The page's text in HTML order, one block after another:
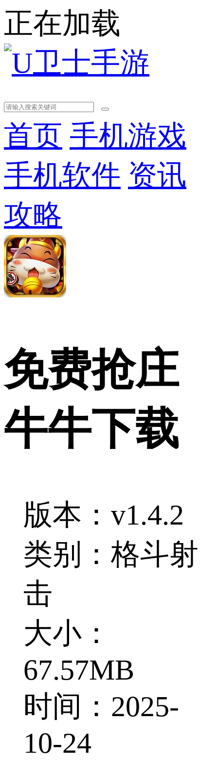
正在加载
首页 手机游戏
手机软件 资讯
攻略
免费抢庄
牛牛下载
版本：v1.4.2
类别：格斗射
击
大小：
67.57MB
时间：2025-
10-24